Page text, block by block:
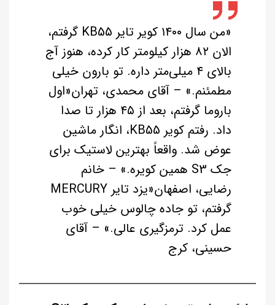
«من سال ۱۴۰۰ کویر تایر KB55 گرفتم،
الان ۸۲ هزار کیلومتر کار کرده، هنوز آج
بالای ۴ میلی‌متر داره. تو بارون خیلی
مطمئنم.» – آقای محمدی، تهران«اول
باروما گرفتم، بعد از ۴۵ هزار تا صدا
داد. رفتم کویر KB55، انگار ماشین
عوض شد. واقعاً بهترین لاستیک برای
جک S3 همین کویره.» – خانم
رضایی، اصفهان
«یزد تایر MERCURY
گرفتم، تو جاده چالوس خیلی خوب
عمل کرد. ترمزگیری عالی.» – آقای
حسینی، کرج